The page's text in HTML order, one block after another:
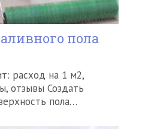
пола
расход на 1 м2,
отзывы Создать
пола…